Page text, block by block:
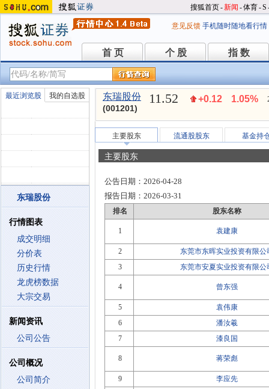
搜狐首页-新闻 -体育-S
意见反馈 手机随时随地看行情
首 页
首 页 个 股
个 股 指 数
指 数
最近浏览股 我的自选股
东瑞股份
行情图表
成交明细
分价表
历史行情
龙虎榜数据
大宗交易
新闻资讯
公司公告
公司概况
公司简介
东瑞股份
(001201)
11.52 +0.12 1.05%
主要股东 流通股股东 基金持
主要股东
公告日期： 2026-04-28
报告日期： 2026-03-31
排名 股东名称
1 袁建康
2
东莞市东晖实业投资有限公
3
东莞市安夏实业投资有限公
4 曾东强
5
袁伟康
6
潘汝羲
7
漆良国
8 蒋荣彪
9
李应先